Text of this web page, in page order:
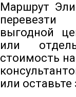
Маршрут
выгодной
или
стоимость на
или оставьте